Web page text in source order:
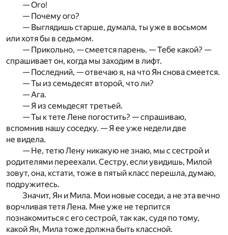
— Ого!
— Почему ого?
— Выглядишь старше, думала, ты уже в восьмом
или хотя бы в седьмом.
— Прикольно, — смеется парень. — Тебе какой? —
спрашивает он, когда мы заходим в лифт.
— Последний, — отвечаю я, на что Ян снова смеется.
— Ты из семьдесят второй, что ли?
— Ага.
— Я из семьдесят третьей.
— Ты к тете Лене погостить? — спрашиваю,
вспомнив нашу соседку. — Я ее уже недели две
не видела.
— Не, тетю Лену никакую не знаю, мы с сестрой и
родителями переехали. Сестру, если увидишь, Милой
зовут, она, кстати, тоже в пятый класс перешла, думаю,
подружитесь.
Значит, Ян и Мила. Мои новые соседи, а не эта вечно
ворчливая тетя Лена. Мне уже не терпится
познакомиться с его сестрой, так как, судя по тому,
какой Ян, Мила тоже должна быть классной.